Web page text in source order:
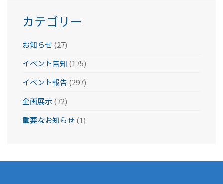
カテゴリー
お知らせ (27)
イベント告知 (175)
イベント報告 (297)
企画展示(72)
重要なお知らせ (1)